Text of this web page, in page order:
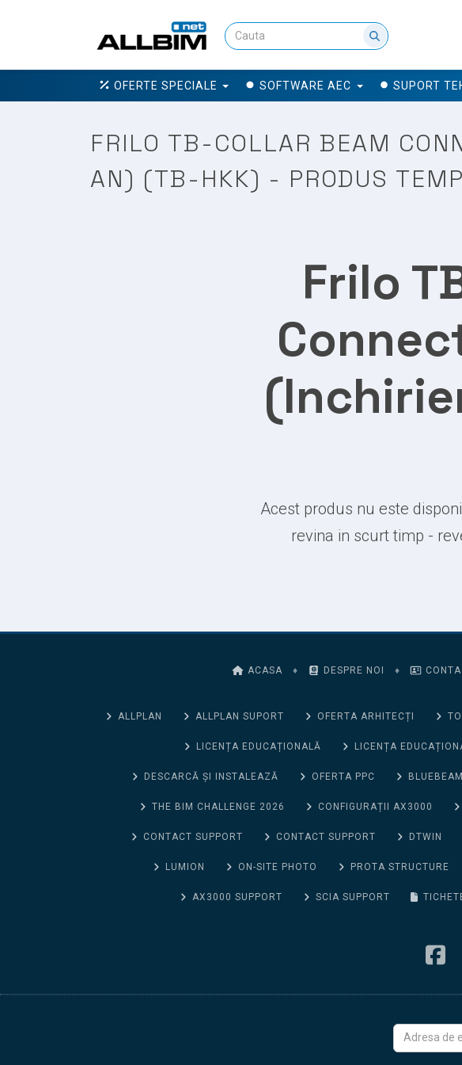
OFERTE SPECIALE SOFTWARE AEC SUPORT
FRILO TB-COLLAR BEAM
AN) (TB-HKK) - PRODUS
Frilo
Acest produs nu este
revina in scurt timp -
ACASA ♦ DESPRE NOI ♦
ALLPLAN ALLPLAN SUPORT OFERTA ARHITECȚI
LICENȚA EDUCAȚIONALĂ LICENȚA
DESCARCĂ ȘI INSTALEAZĂ OFERTA PPC BLUEBEAM
THE BIM CHALLENGE 2026 CONFIGURAȚII AX3000
CONTACT SUPPORT CONTACT SUPPORT DTWIN
LUMION ON-SITE PHOTO PROTA STRUCTURE
AX3000 SUPPORT SCIA SUPPORT